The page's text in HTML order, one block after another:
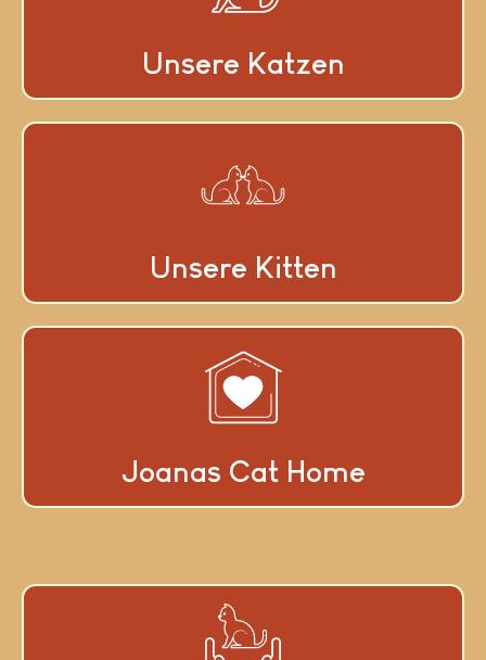
Unsere Katzen
Unsere Kitten
Joanas Cat Home